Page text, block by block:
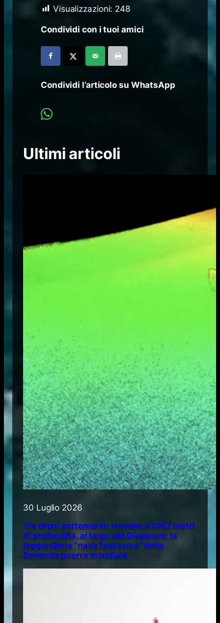
Visualizzazioni: 248
Condividi con i tuoi amici
Condividi l’articolo su WhatsApp
Ultimi articoli
30 Luglio 2026
Tre droni sottomarini trovano a 1067 metri
di profondità, al largo del Giappone, la
leggendaria “nave fantasma” della
Seconda guerra mondiale